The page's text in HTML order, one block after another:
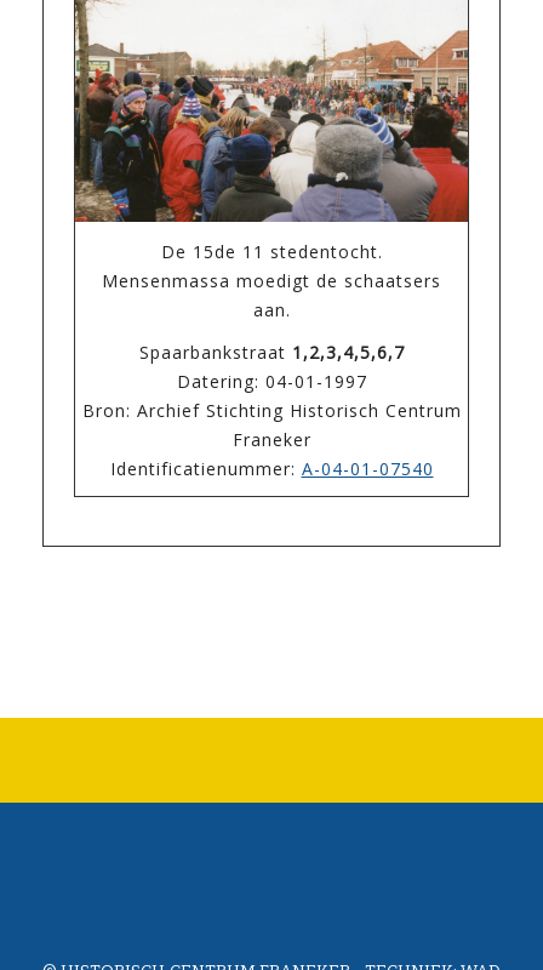
De 15de 11 stedentocht.
Mensenmassa moedigt de schaatsers
aan.
Spaarbankstraat 1,2,3,4,5,6,7
Datering: 04-01-1997
Bron: Archief Stichting Historisch Centrum
Franeker
Identificatienummer: A-04-01-07540